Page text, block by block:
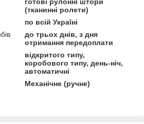
готові рулонні штори
(тканинні ролети)
по всій Україні
до трьох днів, з дня
отримання передоплати
відкритого типу,
коробового типу, день-ніч,
автоматичні
Механічне (ручне)